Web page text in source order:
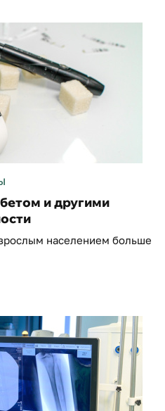
и другими
населением больше